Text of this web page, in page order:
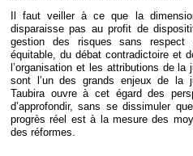
Il faut veiller à ce que la
disparaisse pas au profit de
gestion des risques sans respect
équitable, du débat contradictoire et
l’organisation et les attributions de la
sont l’un des grands enjeux de la
Taubira ouvre à cet égard des
d’approfondir, sans se dissimuler
progrès réel est à la mesure des
des réformes.